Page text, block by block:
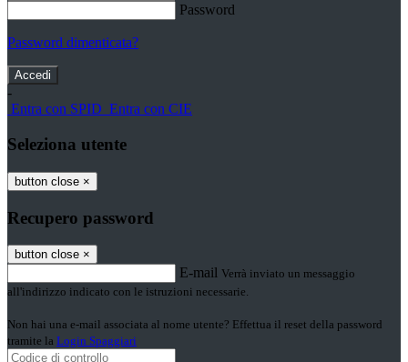
Password
Password dimenticata?
-
Entra con SPID Entra con CIE
Seleziona utente
button close ×
Recupero password
button close ×
E-mail Verrà inviato un messaggio
all'indirizzo indicato con le istruzioni necessarie.
Non hai una e-mail associata al nome utente? Effettua il reset della password
tramite la Login Spaggiari